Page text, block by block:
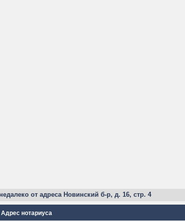
от адреса Новинский б-р, д. 16, стр. 4
Адрес нотариуса